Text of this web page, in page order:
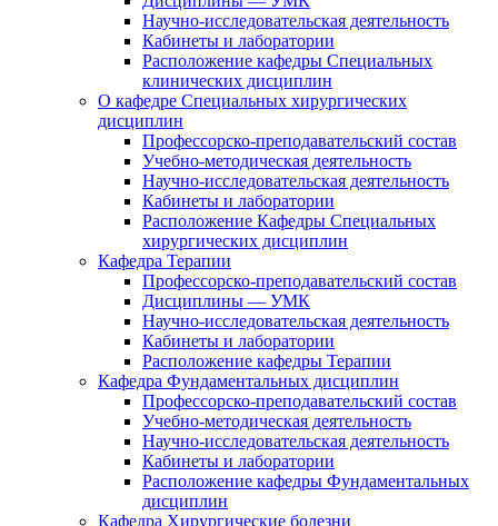
Научно-исследовательская деятельность
Кабинеты и лаборатории
Расположение кафедры Специальных
клинических дисциплин
О кафедре Специальных хирургических
дисциплин
Профессорско-преподавательский состав
Учебно-методическая деятельность
Научно-исследовательская деятельность
Кабинеты и лаборатории
Расположение Кафедры Специальных
хирургических дисциплин
Кафедра Терапии
Профессорско-преподавательский состав
Дисциплины — УМК
Научно-исследовательская деятельность
Кабинеты и лаборатории
Расположение кафедры Терапии
Кафедра Фундаментальных дисциплин
Профессорско-преподавательский состав
Учебно-методическая деятельность
Научно-исследовательская деятельность
Кабинеты и лаборатории
Расположение кафедры Фундаментальных
дисциплин
Кафедра Хирургические болезни